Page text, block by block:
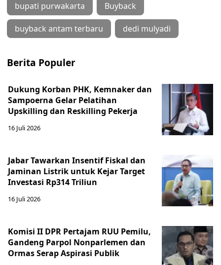
bupati purwakarta Buyback
buyback antam terbaru dedi mulyadi
Berita Populer
Dukung Korban PHK, Kemnaker dan
Sampoerna Gelar Pelatihan
Upskilling dan Reskilling Pekerja
16 Juli 2026
Jabar Tawarkan Insentif Fiskal dan
Jaminan Listrik untuk Kejar Target
Investasi Rp314 Triliun
16 Juli 2026
Komisi II DPR Pertajam RUU Pemilu,
Gandeng Parpol Nonparlemen dan
Ormas Serap Aspirasi Publik